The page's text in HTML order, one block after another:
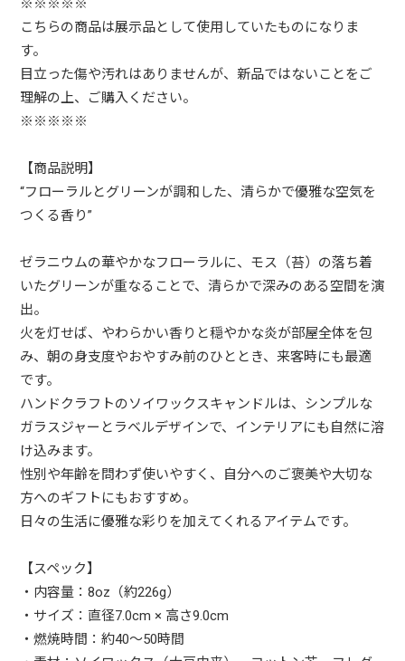
※※※※※
こちらの商品は展示品として使用していたものになりま
す。
目立った傷や汚れはありませんが、新品ではないことをご
理解の上、ご購入ください。
※※※※※
【商品説明】
“フローラルとグリーンが調和した、清らかで優雅な空気を
つくる香り”
ゼラニウムの華やかなフローラルに、モス（苔）の落ち着
いたグリーンが重なることで、清らかで深みのある空間を演
出。
火を灯せば、やわらかい香りと穏やかな炎が部屋全体を包
み、朝の身支度やおやすみ前のひととき、来客時にも最適
です。
ハンドクラフトのソイワックスキャンドルは、シンプルな
ガラスジャーとラベルデザインで、インテリアにも自然に溶
け込みます。
性別や年齢を問わず使いやすく、自分へのご褒美や大切な
方へのギフトにもおすすめ。
日々の生活に優雅な彩りを加えてくれるアイテムです。
【スペック】
・内容量：8oz（約226g）
・サイズ：直径7.0cm × 高さ9.0cm
・燃焼時間：約40〜50時間